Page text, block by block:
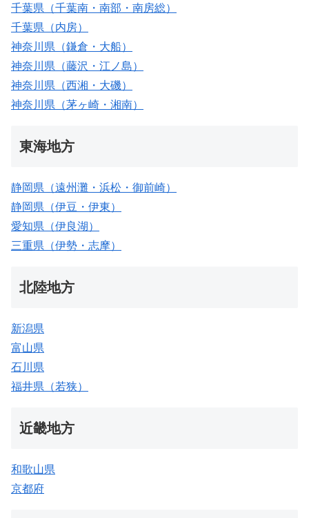
千葉県（千葉南・南部・南房総）
千葉県（内房）
神奈川県（鎌倉・大船）
神奈川県（藤沢・江ノ島）
神奈川県（西湘・大磯）
神奈川県（茅ヶ崎・湘南）
東海地方
静岡県（遠州灘・浜松・御前崎）
静岡県（伊豆・伊東）
愛知県（伊良湖）
三重県（伊勢・志摩）
北陸地方
新潟県
富山県
石川県
福井県（若狭）
近畿地方
和歌山県
京都府